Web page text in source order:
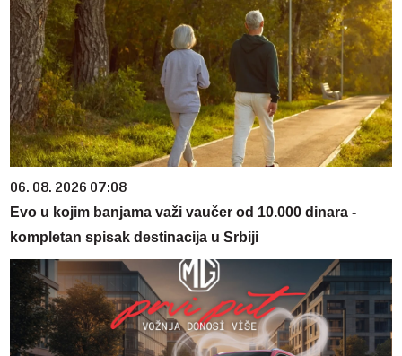
06. 08. 2026 07:08
Evo u kojim banjama važi vaučer od 10.000 dinara -
kompletan spisak destinacija u Srbiji